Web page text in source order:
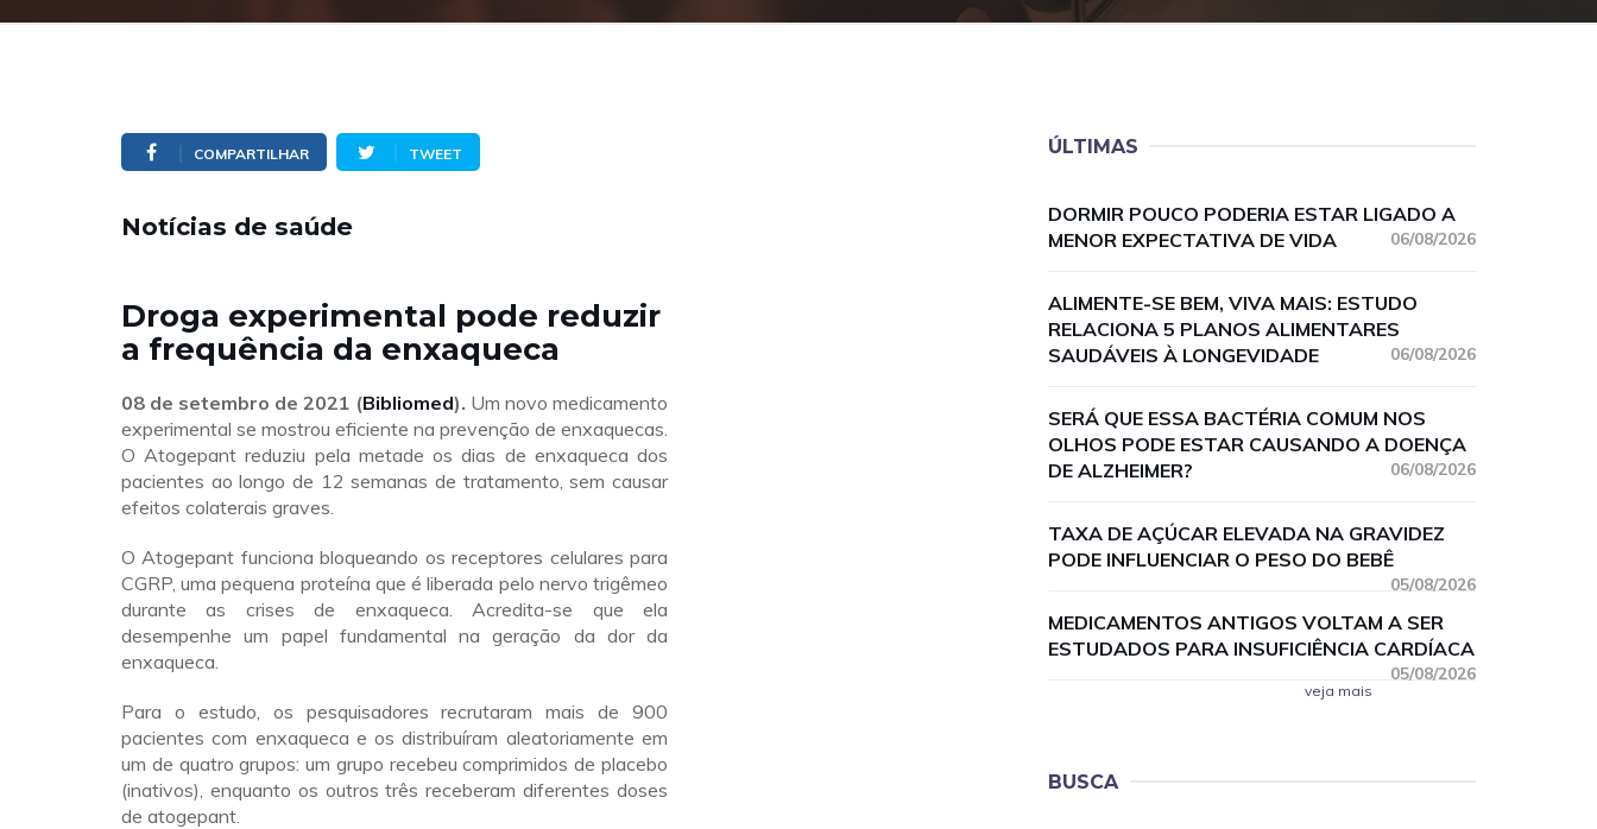
COMPARTILHAR TWEET
Notícias de saúde
Droga experimental pode reduzir
a frequência da enxaqueca
08 de setembro de 2021 (Bibliomed). Um novo medicamento
experimental se mostrou eficiente na prevenção de enxaquecas.
O Atogepant reduziu pela metade os dias de enxaqueca dos
pacientes ao longo de 12 semanas de tratamento, sem causar
efeitos colaterais graves.
O Atogepant funciona bloqueando os receptores celulares para
CGRP, uma pequena proteína que é liberada pelo nervo trigêmeo
durante as crises de enxaqueca. Acredita-se que ela
desempenhe um papel fundamental na geração da dor da
enxaqueca.
Para o estudo, os pesquisadores recrutaram mais de 900
pacientes com enxaqueca e os distribuíram aleatoriamente em
um de quatro grupos: um grupo recebeu comprimidos de placebo
(inativos), enquanto os outros três receberam diferentes doses
de atogepant.
ÚLTIMAS
DORMIR POUCO PODERIA ESTAR LIGADO A
MENOR EXPECTATIVA DE VIDA
06/08/2026
ALIMENTE-SE BEM, VIVA MAIS: ESTUDO
RELACIONA 5 PLANOS ALIMENTARES
SAUDÁVEIS À LONGEVIDADE
06/08/2026
SERÁ QUE ESSA BACTÉRIA COMUM NOS
OLHOS PODE ESTAR CAUSANDO A DOENÇA
DE ALZHEIMER?
06/08/2026
TAXA DE AÇÚCAR ELEVADA NA GRAVIDEZ
PODE INFLUENCIAR O PESO DO BEBÊ
05/08/2026
MEDICAMENTOS ANTIGOS VOLTAM A SER
ESTUDADOS PARA INSUFICIÊNCIA CARDÍACA
05/08/2026
veja mais
BUSCA